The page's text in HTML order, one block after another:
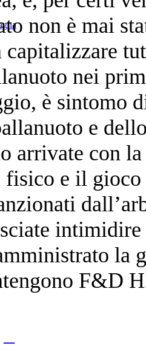
non è mai
capitalizzare
nei
è sintomo
e
arrivate con
e il
la
F&D